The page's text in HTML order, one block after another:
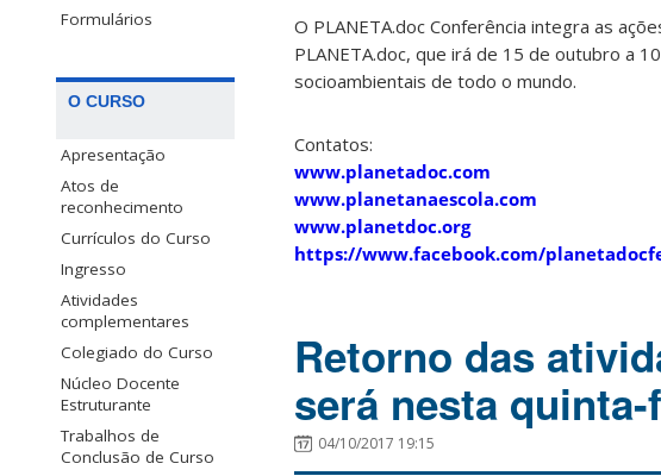
Formulários
O CURSO
Apresentação
Atos de
reconhecimento
Currículos do Curso
Ingresso
Atividades
complementares
Colegiado do Curso
Núcleo Docente
Estruturante
Trabalhos de
Conclusão de Curso
O PLANETA.doc Conferência integra as
PLANETA.doc, que irá de 15 de outubro a
socioambientais de todo o mundo.
Contatos:
www.planetadoc.com
www.planetanaescola.com
www.planetdoc.org
https://www.facebook.com/
Retorno das
será nesta
04/10/2017 19:15